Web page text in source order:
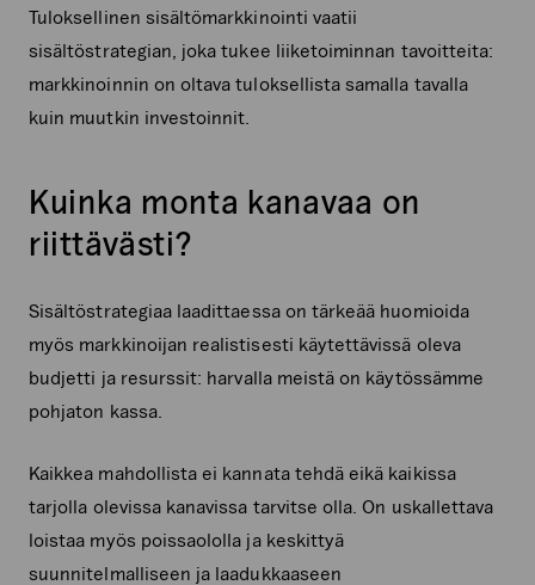
Tuloksellinen sisältömarkkinointi vaatii
sisältöstrategian, joka tukee liiketoiminnan tavoitteita:
markkinoinnin on oltava tuloksellista samalla tavalla
kuin muutkin investoinnit.
Kuinka monta kanavaa on
riittävästi?
Sisältöstrategiaa laadittaessa on tärkeää huomioida
myös markkinoijan realistisesti käytettävissä oleva
budjetti ja resurssit: harvalla meistä on käytössämme
pohjaton kassa.
Kaikkea mahdollista ei kannata tehdä eikä kaikissa
tarjolla olevissa kanavissa tarvitse olla. On uskallettava
loistaa myös poissaololla ja keskittyä
suunnitelmalliseen ja laadukkaaseen